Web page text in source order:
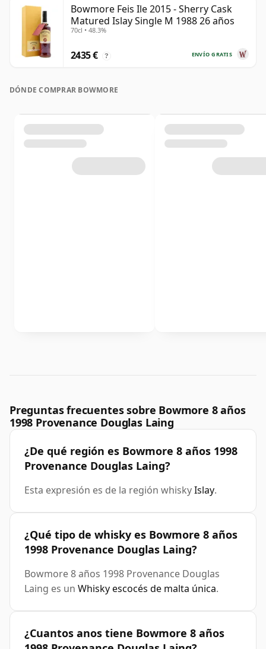
Bowmore Feis Ile 2015 - Sherry Cask
Matured Islay Single M 1988 26 años
70cl • 48.3%
ENVÍO GRATIS
2435 € ?
DÓNDE COMPRAR BOWMORE
Preguntas frecuentes sobre Bowmore 8 años
1998 Provenance Douglas Laing
¿De qué región es Bowmore 8 años 1998
Provenance Douglas Laing?
Esta expresión es de la región whiskyIslay.
¿Qué tipo de whisky es Bowmore 8 años
1998 Provenance Douglas Laing?
Bowmore 8 años 1998 Provenance Douglas
Laing es un Whisky escocés de malta única.
¿Cuantos anos tiene Bowmore 8 años